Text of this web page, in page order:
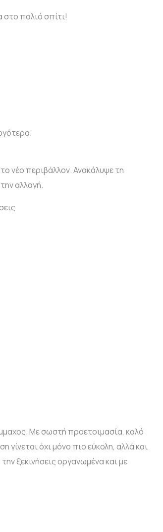
στο παλιό σπίτι!
νέο περιβάλλον. Ανακάλυψε τη
αλλαγή.
Με σωστή προετοιμασία, καλό
γίνεται όχι μόνο πιο εύκολη, αλλά και
ξεκινήσεις οργανωμένα και με